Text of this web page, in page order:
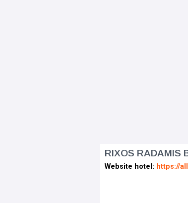
RIXOS RADAMIS
Website hotel: https://